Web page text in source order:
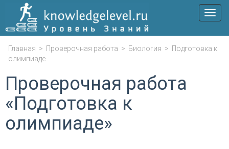
Меню
Главная > Проверочная работа > Биология > Подготовка к
олимпиаде
Проверочная работа
«Подготовка к
олимпиаде»